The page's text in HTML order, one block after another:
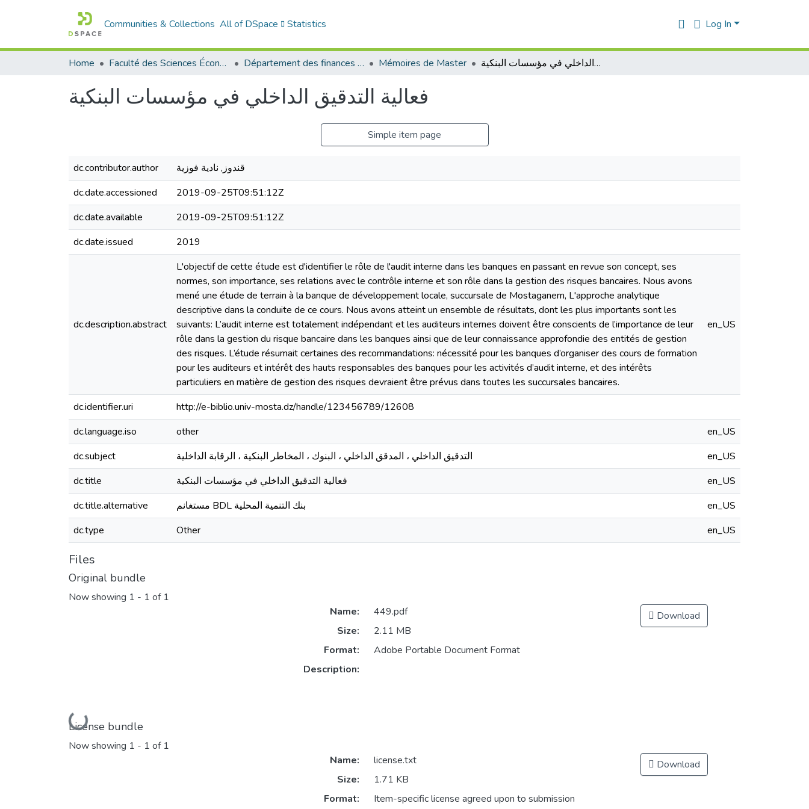
Communities & Collections All of DSpace Statistics Log In
Home Faculté des Sciences Économiques Commerciales et des Sciences de Gestion Département des finances et de comptabilité Mémoires de Master فعالية التدقيق الداخلي في مؤسسات البنكية
فعالية التدقيق الداخلي في مؤسسات البنكية
Simple item page
dc.contributor.author
قندوز, نادية فوزية
dc.date.accessioned
2019-09-25T09:51:12Z
dc.date.available
2019-09-25T09:51:12Z
dc.date.issued
2019
dc.description.abstract
L'objectif de cette étude est d'identifier le rôle de l'audit interne dans les banques en passant en revue son concept, ses
normes, son importance, ses relations avec le contrôle interne et son rôle dans la gestion des risques bancaires. Nous avons
mené une étude de terrain à la banque de développement locale, succursale de Mostaganem, L'approche analytique
descriptive dans la conduite de ce cours. Nous avons atteint un ensemble de résultats, dont les plus importants sont les
suivants: L’audit interne est totalement indépendant et les auditeurs internes doivent être conscients de l’importance de leur
rôle dans la gestion du risque bancaire dans les banques ainsi que de leur connaissance approfondie des entités de gestion
des risques. L’étude résumait certaines des recommandations: nécessité pour les banques d’organiser des cours de formation
pour les auditeurs et intérêt des hauts responsables des banques pour les activités d’audit interne, et des intérêts
particuliers en matière de gestion des risques devraient être prévus dans toutes les succursales bancaires.
en_US
dc.identifier.uri
http://e-biblio.univ-mosta.dz/handle/123456789/12608
dc.language.iso
other
en_US
dc.subject
التدقيق الداخلي ، المدقق الداخلي ، البنوك ، المخاطر البنكية ، الرقابة الداخلية
en_US
dc.title
فعالية التدقيق الداخلي في مؤسسات البنكية
en_US
dc.title.alternative
مستغانم BDL بنك التنمية المحلية
en_US
dc.type
Other en_US
Files
Original bundle
Now showing 1 - 1 of 1
Loading...
Name:
449.pdf
Size:
2.11 MB
Format:
Adobe Portable Document Format
Description:
Download
License bundle
Now showing 1 - 1 of 1
Name:
license.txt
Size:
1.71 KB
Format:
Item-specific license agreed upon to submission
Download